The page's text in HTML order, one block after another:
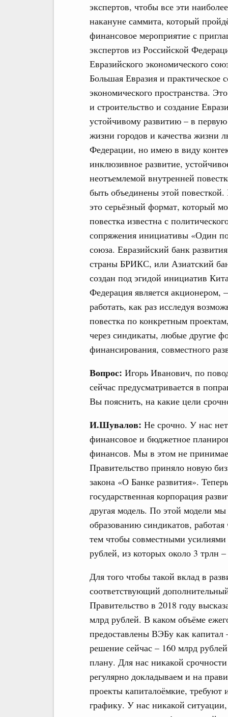
экспертов, чтобы все эти
накануне саммита, который
финансовое мероприятие с
экспертов из Российской
Евразийского экономического
Большая Евразия и практическое
экономического пространства.
и строительство и создание
устойчивому развитию – в
жизни городов и качества жизни
Федерации, но имею в виду
инклюзивное развитие,
неотъемлемой внутренней
быть объединены этой
это серьёзный формат, который
повестка известна с
сопряжения инициативы «Один
союза. Евразийский банк
страны БРИКС, или Азиатский
создан под эгидой инициатив
Федерация является акционером,
работать, как раз исследуя
повестка по конкретным
через синдикаты, любые другие
финансирования, совместного
Вопрос: Игорь Иванович, по
сейчас предусматривается в
Вы пояснить, на какие цели
И.Шувалов: Не срочно. У нас
финансовое и бюджетное
финансов. Мы в этом не
Правительство приняло новую
закона «О Банке развития».
государственная корпорация
другая модель. По этой модели
образованию синдикатов,
тем чтобы совместными
рублей, из которых около 3 трлн
Для того чтобы такой вклад в
соответствующий
Правительство в 2018 году
млрд рублей. В каком объёме
предоставлены ВЭБу как
решение сейчас – 160 млрд
плану. Для нас никакой
регулярно докладываем и на
проекты капиталоёмкие,
графику. У нас никакой